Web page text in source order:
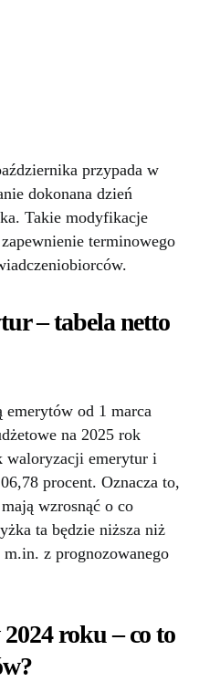
przypada w
dokonana dzień
Takie modyfikacje
terminowego
– tabela netto
emerytów od 1 marca
na 2025 rok
waloryzacji emerytur i
procent. Oznacza to,
wzrosnąć o co
ta będzie niższa niż
z prognozowanego
roku – co to